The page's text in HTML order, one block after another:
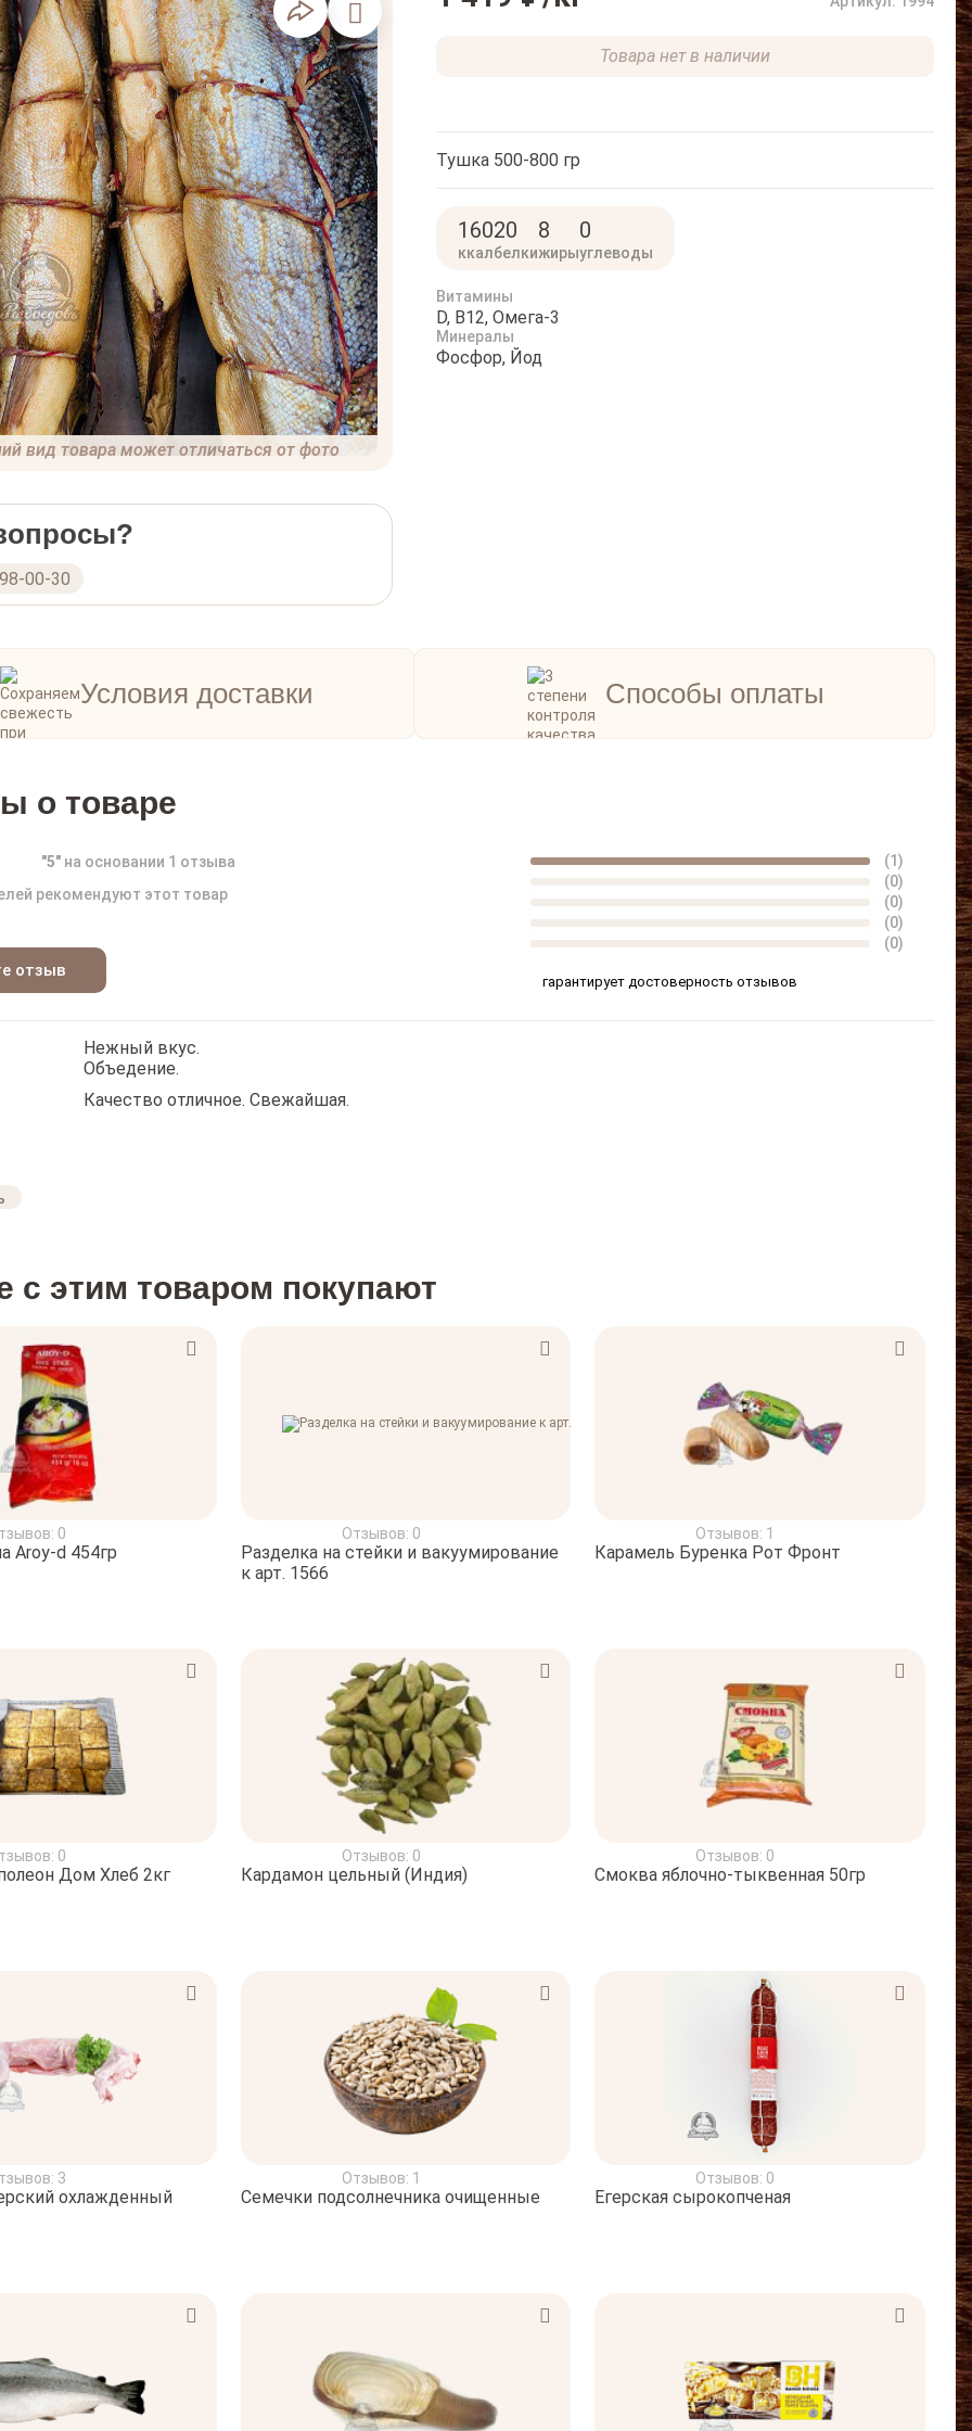
вид товара может отличаться от фото
00-30
Товара нет в наличии
Тушка 500-800 гр
160
ккал
20
белки
8
жиры
0
углеводы
Витамины
D, B12, Омега-3
Минералы
Фосфор, Йод
Условия доставки Способы оплаты
о товаре
"5" на основании 1 отзыва
рекомендуют этот товар
отзыв
(1)
(0)
(0)
(0)
(0)
гарантирует достоверность отзывов
Нежный вкус.
Объедение.
Качество отличное. Свежайшая.
с этим товаром покупают
0
Aroy-d 454гр
Отзывов: 0
Разделка на стейки и вакуумирование
к арт. 1566
Отзывов: 1
Карамель Буренка Рот Фронт
0
Дом Хлеб 2кг
Отзывов: 0
Кардамон цельный (Индия)
Отзывов: 0
Смоква яблочно-тыквенная 50гр
3
охлажденный
Отзывов: 1
Семечки подсолнечника очищенные
Отзывов: 0
Егерская сырокопченая